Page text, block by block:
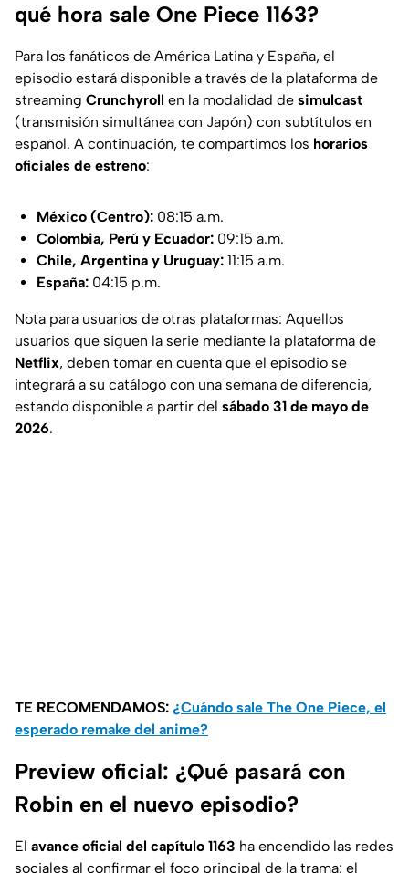
qué hora sale One Piece 1163?
Para los fanáticos de América Latina y España, el
episodio estará disponible a través de la plataforma de
streaming Crunchyroll en la modalidad de simulcast
(transmisión simultánea con Japón) con subtítulos en
español. A continuación, te compartimos los horarios
oficiales de estreno:
México (Centro): 08:15 a.m.
Colombia, Perú y Ecuador: 09:15 a.m.
Chile, Argentina y Uruguay: 11:15 a.m.
España: 04:15 p.m.
Nota para usuarios de otras plataformas: Aquellos
usuarios que siguen la serie mediante la plataforma de
Netflix, deben tomar en cuenta que el episodio se
integrará a su catálogo con una semana de diferencia,
estando disponible a partir del sábado 31 de mayo de
2026.
TE RECOMENDAMOS: ¿Cuándo sale The One Piece, el
esperado remake del anime?
Preview oficial: ¿Qué pasará con
Robin en el nuevo episodio?
El avance oficial del capítulo 1163 ha encendido las redes
sociales al confirmar el foco principal de la trama: el